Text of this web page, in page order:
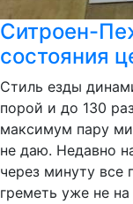
Ситроен-
состояния
Стиль езды
порой и до 130
максимум пару
не даю. Недавно
через минуту все
греметь уже не